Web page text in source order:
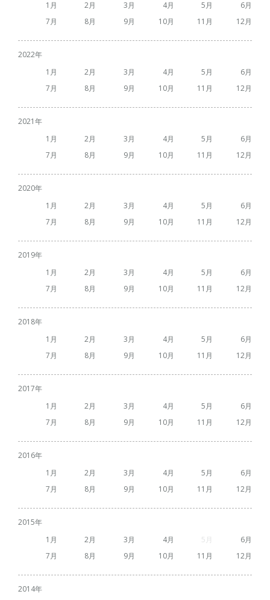
1 2 3 4 5
6
7
8 9 10 11 12
2022
1
2 3 4 5
6
7
8 9 10 11 12
2021
1
2 3 4 5
6
7
8 9 10 11 12
2020
1
2 3 4 5
6
7
8 9 10 11 12
2019
1
2 3 4 5
6
7
8 9 10 11 12
2018
1
2 3 4 5
6
7
8 9 10 11 12
2017
1
2 3 4 5
6
7
8 9 10 11 12
2016
1
2 3 4 5
6
7
8 9 10 11 12
2015
1
2 3 4 5
6
7
8 9 10 11 12
2014